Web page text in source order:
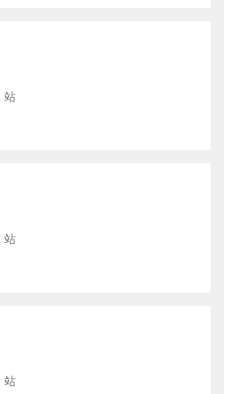
站
站
站